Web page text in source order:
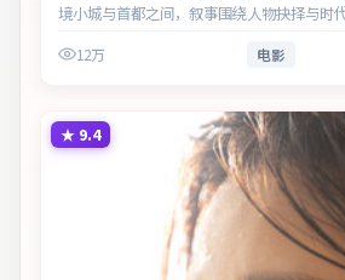
境小城与首都之间，叙事围绕人物抉择与时
现实意义。
12万 电影
★ 9.4